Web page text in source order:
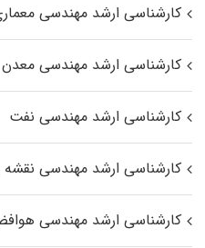
کارشناسی ارشد مهندسی
کارشناسی ارشد مهندسی معدن
کارشناسی ارشد مهندسی نفت
کارشناسی ارشد مهندسی نقشه
کارشناسی ارشد مهندسی